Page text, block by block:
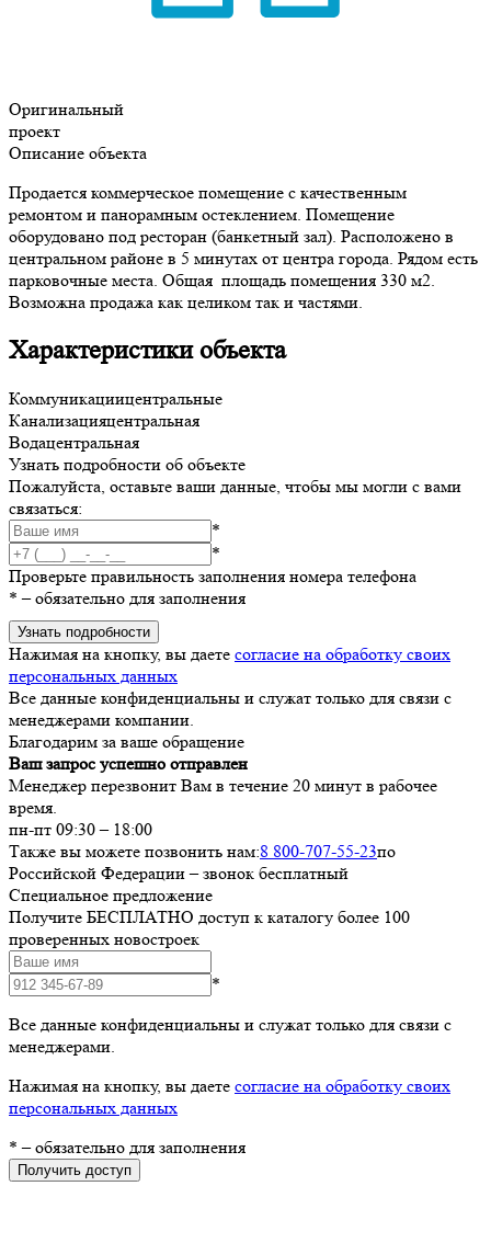
Оригинальный
проект
Описание объекта
Продается коммерческое помещение с качественным
ремонтом и панорамным остеклением. Помещение
оборудовано под ресторан (банкетный зал). Расположено в
центральном районе в 5 минутах от центра города. Рядом есть
парковочные места. Общая площадь помещения 330 м2.
Возможна продажа как целиком так и частями.
Характеристики объекта
Коммуникациицентральные
Канализацияцентральная
Водацентральная
Узнать подробности об объекте
Пожалуйста, оставьте ваши данные, чтобы мы могли с вами
связаться:
*
*
Проверьте правильность заполнения номера телефона
* – обязательно для заполнения
Узнать подробности
Нажимая на кнопку, вы даете согласие на обработку своих
персональных данных
Все данные конфиденциальны и служат только для связи с
менеджерами компании.
Благодарим за ваше обращение
Ваш запрос успешно отправлен
Менеджер перезвонит Вам в течение 20 минут в рабочее
время.
пн-пт 09:30 – 18:00
Также вы можете позвонить нам:8 800-707-55-23по
Российской Федерации – звонок бесплатный
Специальное предложение
Получите БЕСПЛАТНО доступ к каталогу более 100
проверенных новостроек
*
Все данные конфиденциальны и служат только для связи с
менеджерами.
Нажимая на кнопку, вы даете согласие на обработку своих
персональных данных
* – обязательно для заполнения
Получить доступ